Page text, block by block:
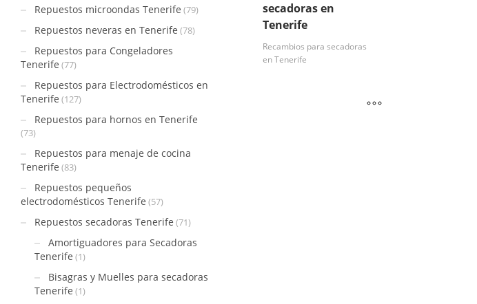
secadoras en
Tenerife
Recambios para secadoras
en Tenerife
Repuestos microondas Tenerife (79)
Repuestos neveras en Tenerife (78)
Repuestos para Congeladores
Tenerife (77)
Repuestos para Electrodomésticos en
Tenerife (127)
Repuestos para hornos en Tenerife
(73)
Repuestos para menaje de cocina
Tenerife (83)
Repuestos pequeños
electrodomésticos Tenerife (57)
Repuestos secadoras Tenerife (71)
Amortiguadores para Secadoras
Tenerife (1)
Bisagras y Muelles para secadoras
Tenerife (1)